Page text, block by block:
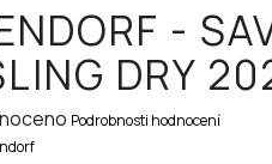
-
DRY
Podrobnosti hodnocení